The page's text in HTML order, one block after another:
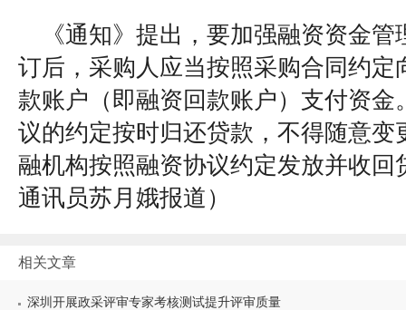
《通知》提出，要加强融资资金
订后，采购人应当按照采购合同约定
款账户（即融资回款账户）支付资金
议的约定按时归还贷款，不得随意变
融机构按照融资协议约定发放并收回
通讯员苏月娥报道 ）
相关文章
深圳开展政采评审专家考核测试提升评审质量